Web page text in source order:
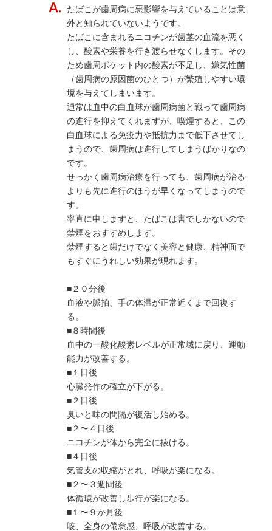
たばこが歯周病に悪影響を与えていることは意
外と知られていないようです。
たばこに含まれるニコチンが歯茎の血流を悪く
し、酸素や栄養を行き渡らせなくします。その
ため歯周ポケット内の酸素が不足し、嫌気性菌
（歯周病の原因菌のひとつ）が繁殖しやすい環
境を与えてしまいます。
通常は血中の白血球が歯周病菌と戦って歯周病
の進行を抑えてくれますが、喫煙すると、この
白血球による免疫力や抵抗力まで低下させてし
まうので、歯周病は進行してしまうばかりなの
です。
せっかく歯周病治療を行っても、歯周病が治る
よりも先に進行のほうが早くなってしまうので
す。
率直に申しますと、たばこは害でしかないので
禁煙をおすすめします。
禁煙すると歯だけでなく美容と健康、精神面で
もすぐにうれしい効果が現れます。
■２０分後
血液や脈拍、手の体温が正常近くまで回復す
る。
■８時間後
血中の一酸化酸素レベルが正常域に戻り、運動
能力が改善する。
■１日後
心臓発作の確立が下がる。
■２日後
臭いと味の間隔が復活し始める。
■２〜４日後
ニコチンが体から完全に抜ける。
■４日後
気管支の収縮がとれ、呼吸が楽になる。
■２〜３週間後
体循環が改善し歩行が楽になる。
■１〜９か月後
咳、全身の倦怠感、呼吸が改善する。